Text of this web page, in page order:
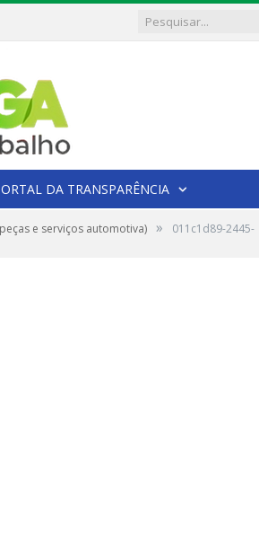
DA TRANSPARÊNCIA
e serviços automotiva) » 011c1d89-2445-